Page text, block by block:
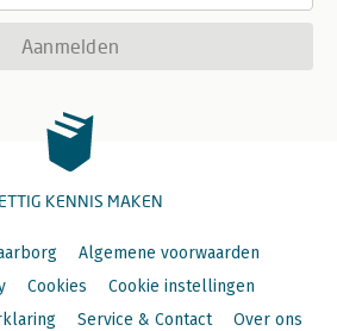
Aanmelden
KENNIS MAKEN
Algemene voorwaarden
Cookies
Cookie instellingen
Service & Contact Over ons